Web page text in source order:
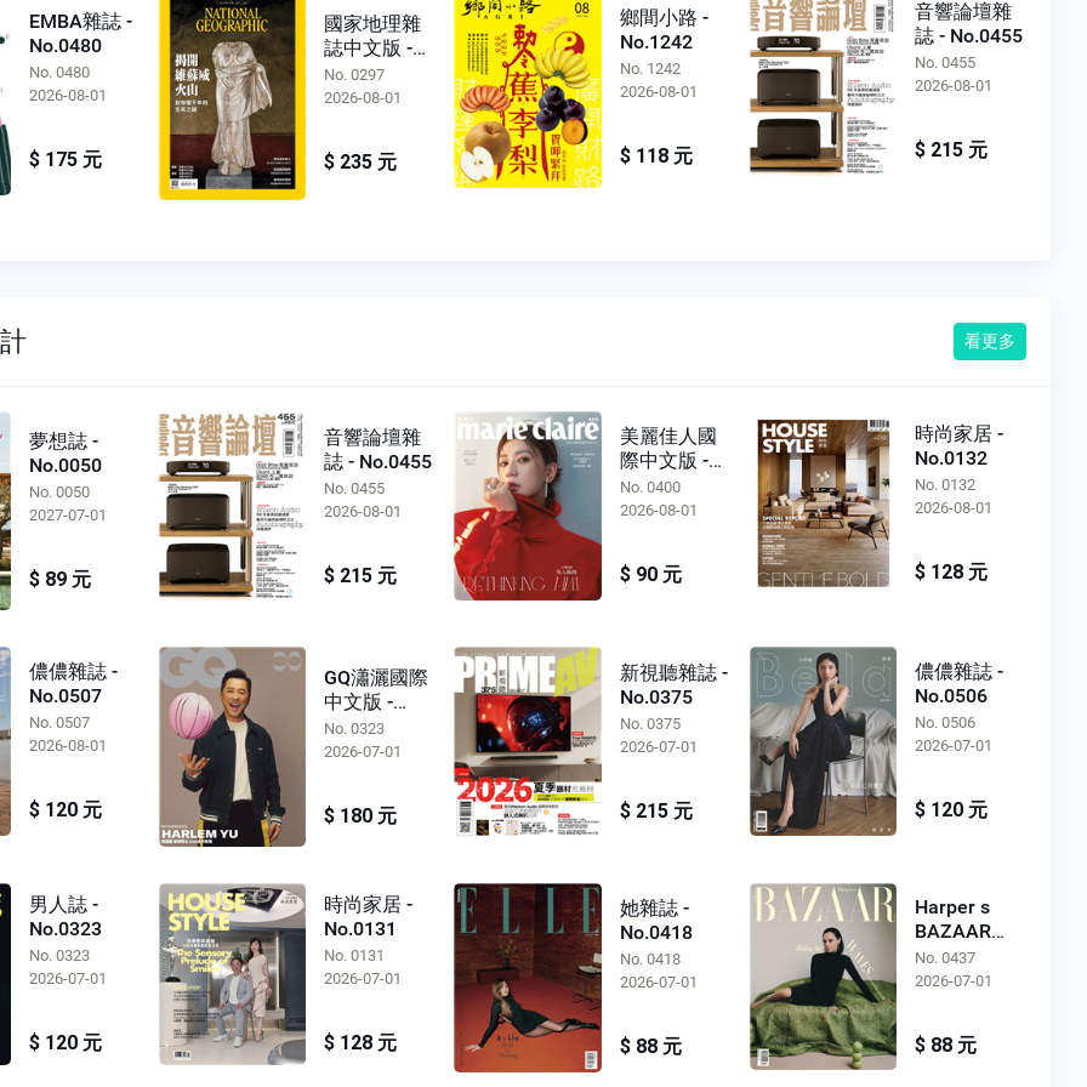
EMBA雜誌 -
No.0480
No. 0480
2026-08-01
$ 175 元
國家地理雜
誌中文版 -
No.0297
No. 0297
2026-08-01
$ 235 元
鄉間小路 -
No.1242
No. 1242
2026-08-01
$ 118 元
音響論壇雜
誌 - No.0455
No. 0455
2026-08-01
$ 215 元
看更多
夢想誌 -
No.0050
No. 0050
2027-07-01
$ 89 元
音響論壇雜
誌 - No.0455
No. 0455
2026-08-01
$ 215 元
美麗佳人國
際中文版 -
No.0400
No. 0400
2026-08-01
$ 90 元
時尚家居 -
No.0132
No. 0132
2026-08-01
$ 128 元
儂儂雜誌 -
No.0507
No. 0507
2026-08-01
$ 120 元
GQ瀟灑國際
中文版 -
No.0323
No. 0323
2026-07-01
$ 180 元
新視聽雜誌 -
No.0375
No. 0375
2026-07-01
$ 215 元
儂儂雜誌 -
No.0506
No. 0506
2026-07-01
$ 120 元
男人誌 -
No.0323
No. 0323
2026-07-01
$ 120 元
時尚家居 -
No.0131
No. 0131
2026-07-01
$ 128 元
她雜誌 -
No.0418
No. 0418
2026-07-01
$ 88 元
Harper s
BAZAAR
Taiwan -
No.0437
No. 0437
2026-07-01
$ 88 元